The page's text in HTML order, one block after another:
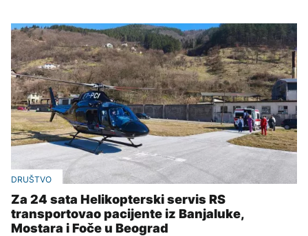
DRUŠTVO
Za 24 sata Helikopterski servis RS
transportovao pacijente iz Banjaluke,
Mostara i Foče u Beograd